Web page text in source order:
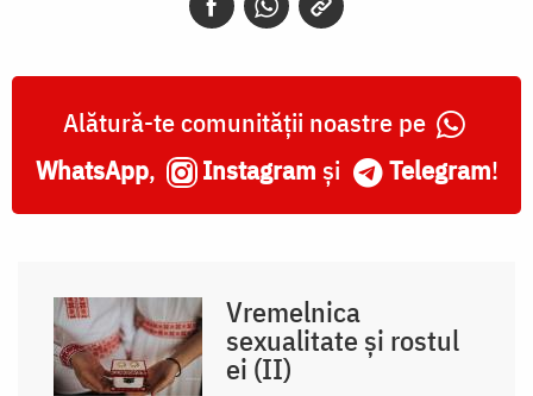
Alătură-te comunității noastre pe
WhatsApp, Instagram și Telegram!
Vremelnica
sexualitate și rostul
ei (II)